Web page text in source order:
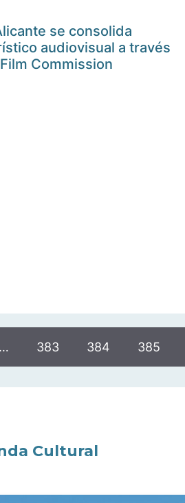
se consolida
audiovisual a través
Commission
… 383 384 385
Cultural